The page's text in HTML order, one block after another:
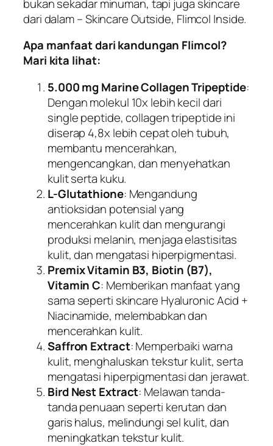
bukan sekadar minuman, tapi juga skincare
dari dalam – Skincare Outside, Flimcol Inside.
Apa manfaat dari kandungan Flimcol?
Mari kita lihat:
5.000 mg Marine Collagen Tripeptide:
Dengan molekul 10x lebih kecil dari
single peptide, collagen tripeptide ini
diserap 4,8x lebih cepat oleh tubuh,
membantu mencerahkan,
mengencangkan, dan menyehatkan
kulit serta kuku.
L-Glutathione: Mengandung
antioksidan potensial yang
mencerahkan kulit dan mengurangi
produksi melanin, menjaga elastisitas
kulit, dan mengatasi hiperpigmentasi.
Premix Vitamin B3, Biotin (B7),
Vitamin C: Memberikan manfaat yang
sama seperti skincare Hyaluronic Acid +
Niacinamide, melembabkan dan
mencerahkan kulit.
Saffron Extract: Memperbaiki warna
kulit, menghaluskan tekstur kulit, serta
mengatasi hiperpigmentasi dan jerawat.
Bird Nest Extract: Melawan tanda-
tanda penuaan seperti kerutan dan
garis halus, melindungi sel kulit, dan
meningkatkan tekstur kulit.